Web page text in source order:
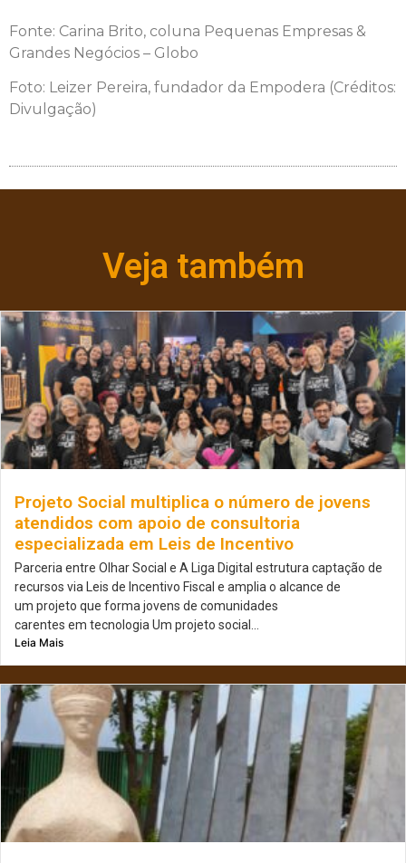
Fonte: Carina Brito, coluna Pequenas Empresas &
Grandes Negócios – Globo
Foto: Leizer Pereira, fundador da Empodera (Créditos:
Divulgação)
Veja também
Projeto Social multiplica o número de jovens
atendidos com apoio de consultoria
especializada em Leis de Incentivo
Parceria entre Olhar Social e A Liga Digital estrutura captação de
recursos via Leis de Incentivo Fiscal e amplia o alcance de
um projeto que forma jovens de comunidades
carentes em tecnologia Um projeto social...
Leia Mais